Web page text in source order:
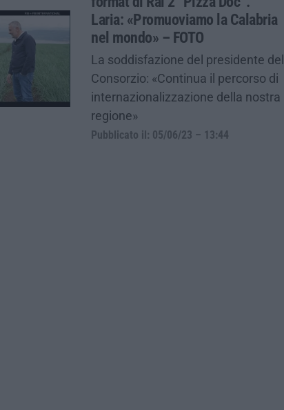
Laria: «Promuoviamo la Calabria
nel mondo» – FOTO
La soddisfazione del presidente del
Consorzio: «Continua il percorso di
internazionalizzazione della nostra
regione»
Pubblicato il: 05/06/23 – 13:44